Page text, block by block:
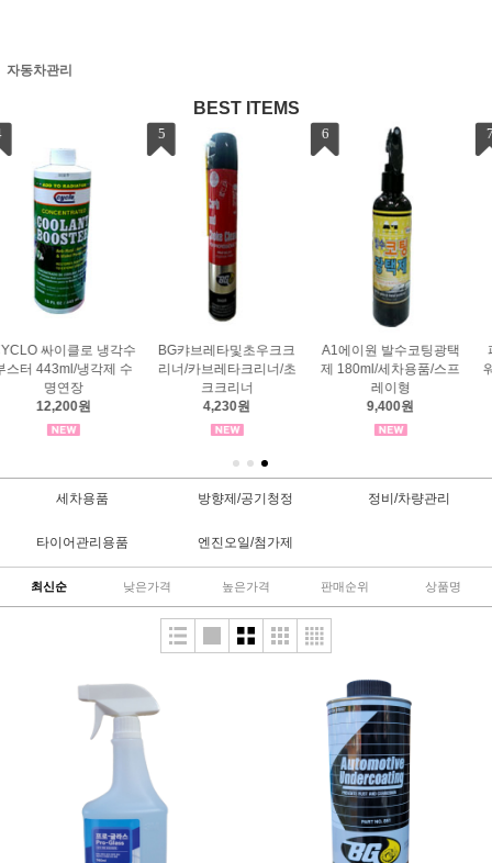
자동차관리
BEST ITEMS
파이씨스통상 슈퍼골드
워쉬 레자왁스 원액 20kg
46,500원
원랩코트유리발수코팅제
200ml/유리막코팅/자동
차유리발수
29,700원
Cyclo 디젤 연료 시스템
크리너/MAX44/디젤수분
제거
25,000원
세차용품 방향제/공기청정 정비/차량관리
타이어관리용품 엔진오일/첨가제
최신순 낮은가격 높은가격 판매순위 상품명